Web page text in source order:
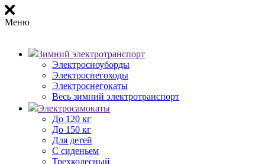
Меню
Зимний электротранспорт
Электросноуборды
Электроснегоходы
Электроснегокаты
Весь зимний электротранспорт
Электросамокаты
До 120 кг
До 150 кг
Для детей
С сиденьем
Трехколесный